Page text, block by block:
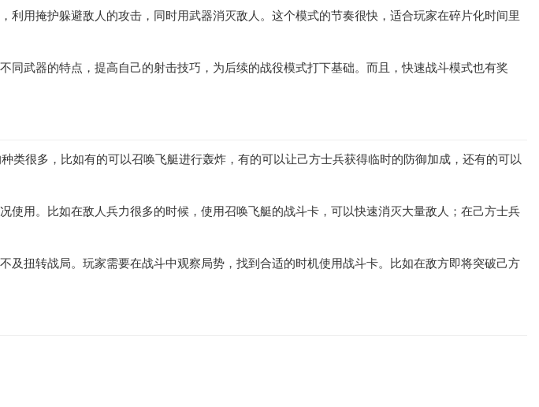
用掩护躲避敌人的攻击，同时用武器消灭敌人。这个模式的节奏很快，适合玩家在碎片化时间里
武器的特点，提高自己的射击技巧，为后续的战役模式打下基础。而且，快速战斗模式也有奖
很多，比如有的可以召唤飞艇进行轰炸，有的可以让己方士兵获得临时的防御加成，还有的可以
用。比如在敌人兵力很多的时候，使用召唤飞艇的战斗卡，可以快速消灭大量敌人；在己方士兵
扭转战局。玩家需要在战斗中观察局势，找到合适的时机使用战斗卡。比如在敌方即将突破己方